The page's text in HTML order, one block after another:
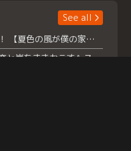
See all
浮所飛貴主演！ 【夏色の風が僕の家にやってきた】 本日よりテラサで独占配信スタート！
『夏色の雲が恋と嵐をまきおこす』スペシャルメイキング 【Part1】2026年７月18日（土）23時30分～配信スタート！話題のシーンの裏側を大公開！豪華キャスト大集合！ 『武宮家 真夏の家族会議』開催！